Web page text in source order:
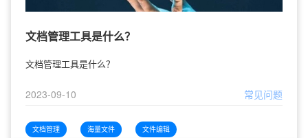
文档管理工具是什么？
文档管理工具是什么？
2023-09-10 常见问题
文档管理 海量文件 文件编辑